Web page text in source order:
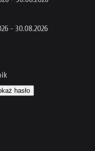
- 30.08.2026
hasło